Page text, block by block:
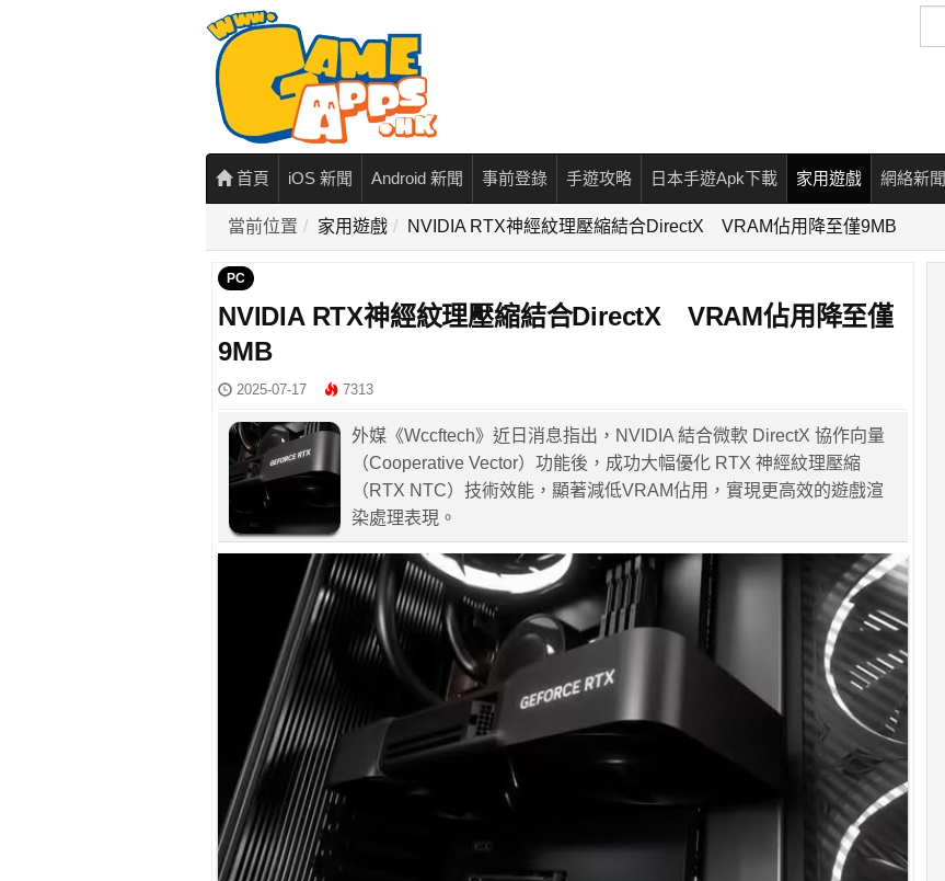
尋
首頁 iOS 新聞 Android 新聞 事前登錄 手遊攻略 日本手遊Apk下載 家用遊戲 網絡新聞
當前位置 家用遊戲 NVIDIA RTX神經紋理壓縮結合DirectX VRAM佔用降至僅9MB
PC
NVIDIA RTX神經紋理壓縮結合DirectX VRAM佔用降至僅
9MB
2025-07-17 7313
外媒《Wccftech》近日消息指出，NVIDIA 結合微軟 DirectX 協作向量
（Cooperative Vector）功能後，成功大幅優化 RTX 神經紋理壓縮
（RTX NTC）技術效能，顯著減低VRAM佔用，實現更高效的遊戲渲
染處理表現。